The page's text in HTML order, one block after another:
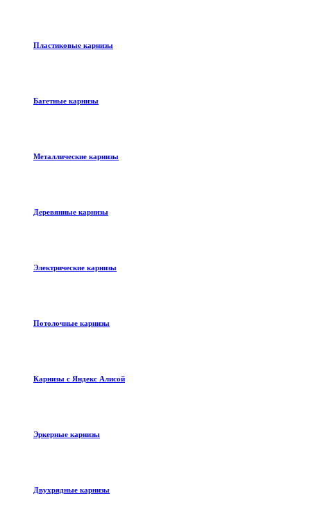
Пластиковые карнизы
Багетные карнизы
Металлические карнизы
Деревянные карнизы
Электрические карнизы
Потолочные карнизы
Карнизы с Яндекс Алисой
Эркерные карнизы
Двухрядные карнизы